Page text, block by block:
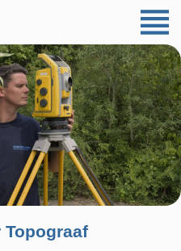
Topograaf